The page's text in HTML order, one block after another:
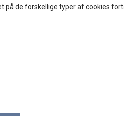
på de forskellige typer af cookies